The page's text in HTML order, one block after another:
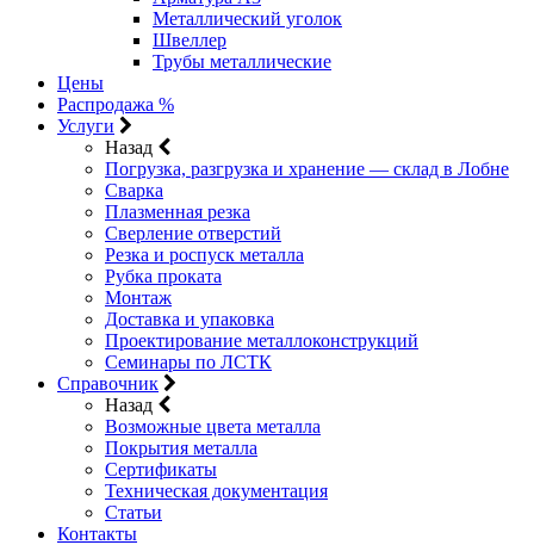
Металлический уголок
Швеллер
Трубы металлические
Цены
Распродажа %
Услуги
Назад
Погрузка, разгрузка и хранение — склад в Лобне
Сварка
Плазменная резка
Сверление отверстий
Резка и роспуск металла
Рубка проката
Монтаж
Доставка и упаковка
Проектирование металлоконструкций
Семинары по ЛСТК
Справочник
Назад
Возможные цвета металла
Покрытия металла
Сертификаты
Техническая документация
Статьи
Контакты